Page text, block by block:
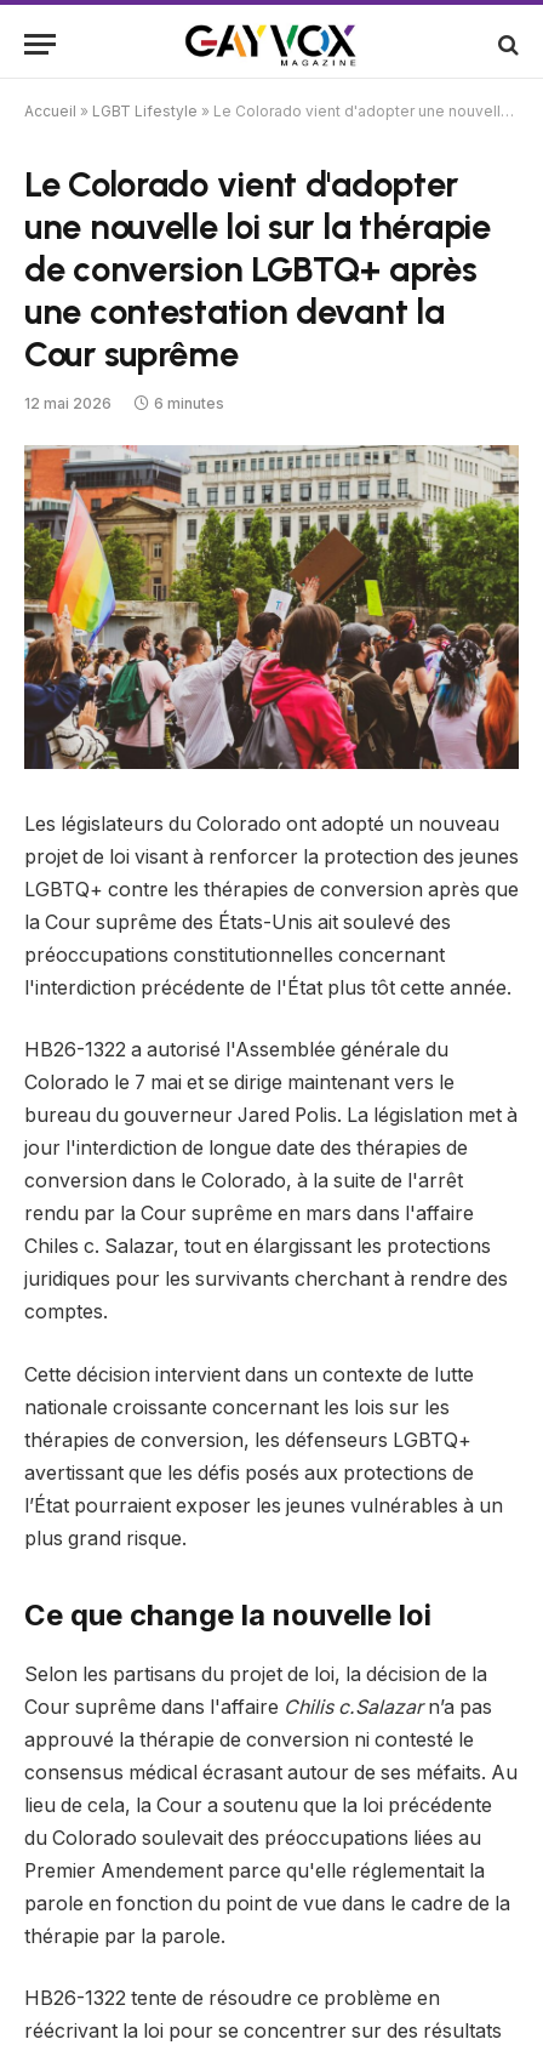
Accueil » LGBT Lifestyle » Le Colorado vient d'adopter une nouvelle loi sur la thérapie de conversion LGBTQ+ après une contestation devant la Cour suprême
Le Colorado vient d'adopter
une nouvelle loi sur la thérapie
de conversion LGBTQ+ après
une contestation devant la
Cour suprême
12 mai 2026 6 minutes
Les législateurs du Colorado ont adopté un nouveau
projet de loi visant à renforcer la protection des jeunes
LGBTQ+ contre les thérapies de conversion après que
la Cour suprême des États-Unis ait soulevé des
préoccupations constitutionnelles concernant
l'interdiction précédente de l'État plus tôt cette année.
HB26-1322 a autorisé l'Assemblée générale du
Colorado le 7 mai et se dirige maintenant vers le
bureau du gouverneur Jared Polis. La législation met à
jour l'interdiction de longue date des thérapies de
conversion dans le Colorado, à la suite de l'arrêt
rendu par la Cour suprême en mars dans l'affaire
Chiles c. Salazar, tout en élargissant les protections
juridiques pour les survivants cherchant à rendre des
comptes.
Cette décision intervient dans un contexte de lutte
nationale croissante concernant les lois sur les
thérapies de conversion, les défenseurs LGBTQ+
avertissant que les défis posés aux protections de
l’État pourraient exposer les jeunes vulnérables à un
plus grand risque.
Ce que change la nouvelle loi
Selon les partisans du projet de loi, la décision de la
Cour suprême dans l'affaire Chilis c.Salazarn’a pas
approuvé la thérapie de conversion ni contesté le
consensus médical écrasant autour de ses méfaits. Au
lieu de cela, la Cour a soutenu que la loi précédente
du Colorado soulevait des préoccupations liées au
Premier Amendement parce qu'elle réglementait la
parole en fonction du point de vue dans le cadre de la
thérapie par la parole.
HB26-1322 tente de résoudre ce problème en
réécrivant la loi pour se concentrer sur des résultats